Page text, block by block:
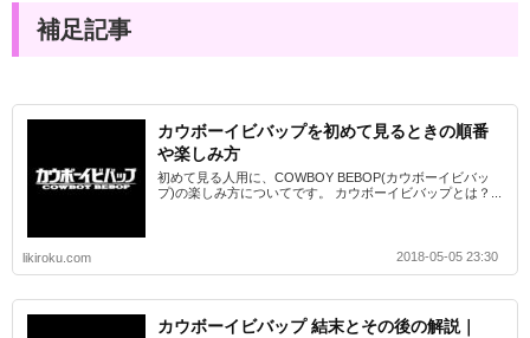
補足記事
カウボーイビバップを初めて見るときの順番
や楽しみ方
初めて見る人用に、COWBOY BEBOP(カウボーイビバッ
プ)の楽しみ方についてです。 カウボーイビバップとは？...
likiroku.com 2018-05-05 23:30
カウボーイビバップ 結末とその後の解説｜